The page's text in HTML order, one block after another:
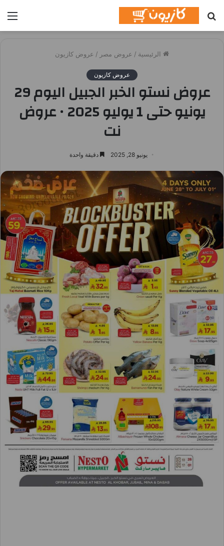
عن
الرئيسية / عروض مصر / عروض كازيون
عروض كازيون
عروض نستو الخبر الجبيل اليوم 29
يونيو حتى 1 يوليو 2025 • عروض
نت
يونيو 28, 2025 دقيقة واحدة